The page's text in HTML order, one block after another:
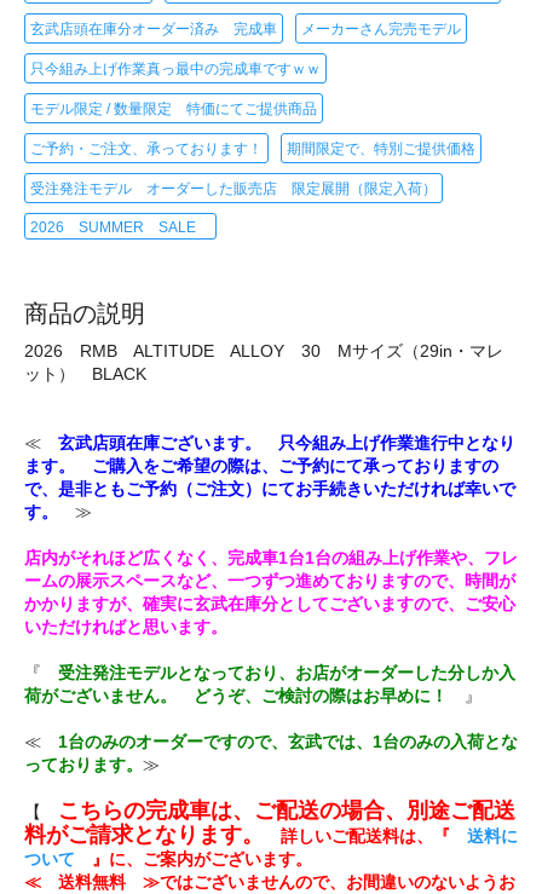
玄武店頭在庫分オーダー済み 完成車 メーカーさん完売モデル
只今組み上げ作業真っ最中の完成車ですｗｗ
モデル限定 / 数量限定 特価にてご提供商品
ご予約・ご注文、承っております！ 期間限定で、特別ご提供価格
受注発注モデル オーダーした販売店 限定展開（限定入荷）
2026 SUMMER SALE
商品の説明
2026 RMB ALTITUDE ALLOY 30 Mサイズ（29in・マレ
ット） BLACK
≪ 玄武店頭在庫ございます。 只今組み上げ作業進行中となり
ます。 ご購入をご希望の際は、ご予約にて承っておりますの
で、是非ともご予約（ご注文）にてお手続きいただければ幸いで
す。
≫
店内がそれほど広くなく、完成車1台1台の組み上げ作業や、フレ
ームの展示スペースなど、一つずつ進めておりますので、時間が
かかりますが、確実に玄武在庫分としてございますので、ご安心
いただければと思います。
『 受注発注モデルとなっており、お店がオーダーした分しか入
荷がございません。 どうぞ、ご検討の際はお早めに！
』
≪ 1台のみのオーダーですので、玄武では、1台のみの入荷とな
っております。 ≫
【
こちらの完成車は、ご配送の場合、別途ご配送
料がご請求となります。
詳しいご配送料は、『 送料に
ついて 』に、ご案内がございます。
≪ 送料無料 ≫ではございませんので、お間違いのないようお